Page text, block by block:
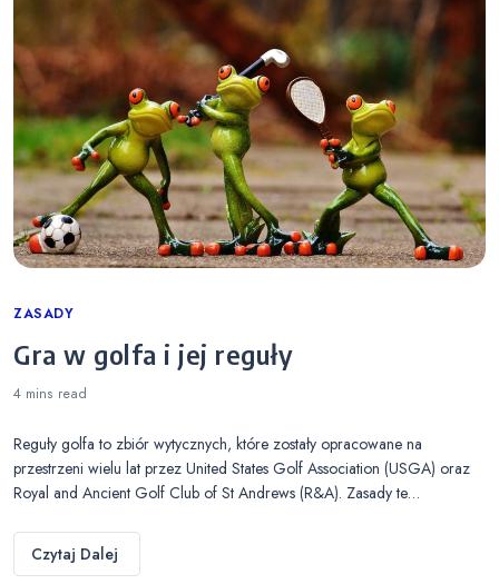
Categories
ZASADY
Gra w golfa i jej reguły
4 mins read
Reguły golfa to zbiór wytycznych, które zostały opracowane na
przestrzeni wielu lat przez United States Golf Association (USGA) oraz
Royal and Ancient Golf Club of St Andrews (R&A). Zasady te…
Czytaj Dalej